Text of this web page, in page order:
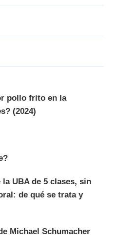
pollo frito en la
(2024)
UBA de 5 clases, sin
de qué se trata y
Michael Schumacher